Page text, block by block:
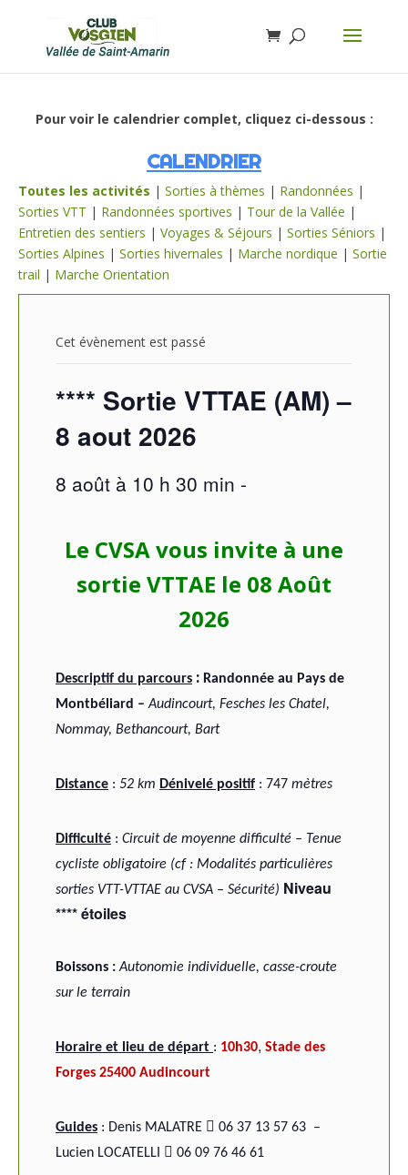
Pour voir le calendrier complet, cliquez ci-dessous :
CALENDRIER
Toutes les activités | Sorties à thèmes | Randonnées |
Sorties VTT | Randonnées sportives | Tour de la Vallée |
Entretien des sentiers | Voyages & Séjours | Sorties Séniors |
Sorties Alpines | Sorties hivernales | Marche nordique | Sortie
trail | Marche Orientation
Cet évènement est passé
**** Sortie VTTAE (AM) –
8 aout 2026
8 août à 10 h 30 min -
Le CVSA vous invite à une
sortie VTTAE le 08 Août
2026
Descriptif du parcours : Randonnée au Pays de
Montbéliard –Audincourt, Fesches les Chatel,
Nommay, Bethancourt, Bart
Distance : 52 km Dénivelé positif : 747 mètres
Difficulté : Circuit de moyenne difficulté – Tenue
cycliste obligatoire (cf : Modalités particulières
sorties VTT-VTTAE au CVSA – Sécurité) Niveau
**** étoiles
Boissons :Autonomie individuelle, casse-croute
sur le terrain
Horaire et lieu de départ : 10h30, Stade des
Forges 25400 Audincourt
Guides : Denis MALATRE  06 37 13 57 63 –
Lucien LOCATELLI
 06 09 76 46 61